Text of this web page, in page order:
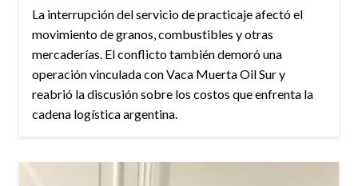
La interrupción del servicio de practicaje afectó el
movimiento de granos, combustibles y otras
mercaderías. El conflicto también demoró una
operación vinculada con Vaca Muerta Oil Sur y
reabrió la discusión sobre los costos que enfrenta la
cadena logística argentina.